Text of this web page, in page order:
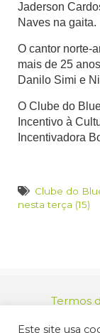
Jaderson
Naves na gaita.
O cantor norte-
mais de 25
Danilo Simi e
O Clube do
Incentivo à
Incentivadora
Clube do
nesta terça (15)
Termos
Este site usa